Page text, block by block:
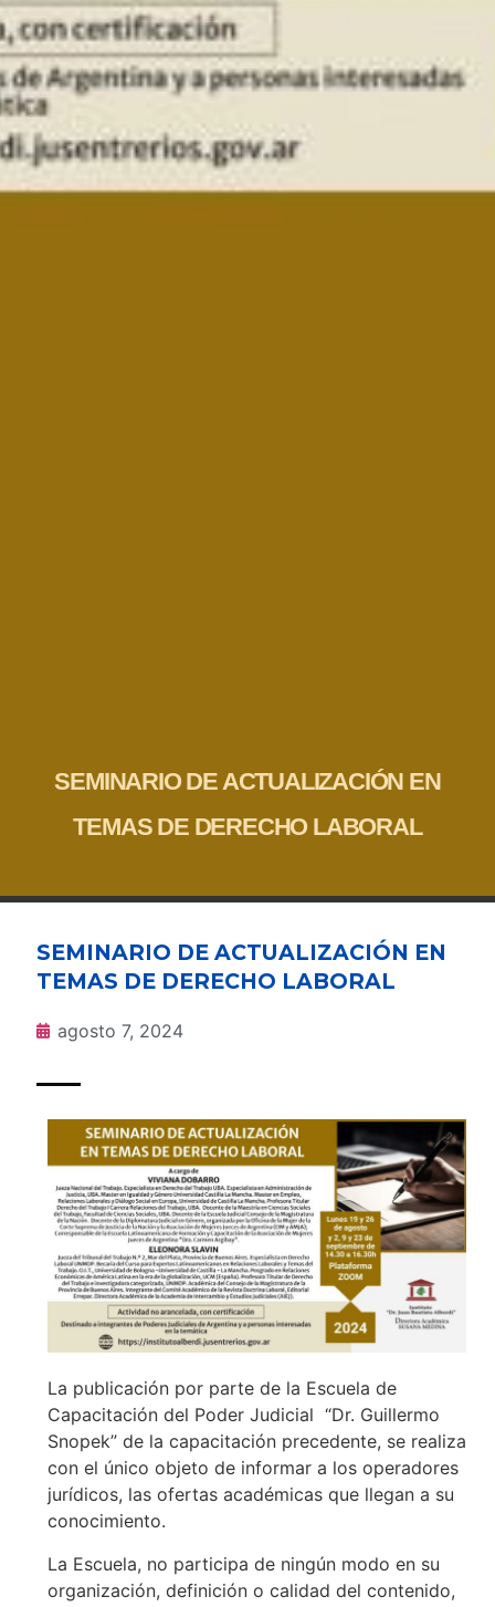
SEMINARIO DE ACTUALIZACIÓN EN
TEMAS DE DERECHO LABORAL
SEMINARIO DE ACTUALIZACIÓN EN
TEMAS DE DERECHO LABORAL
agosto 7, 2024
La publicación por parte de la Escuela de
Capacitación del Poder Judicial “Dr. Guillermo
Snopek” de la capacitación precedente, se realiza
con el único objeto de informar a los operadores
jurídicos, las ofertas académicas que llegan a su
conocimiento.
La Escuela, no participa de ningún modo en su
organización, definición o calidad del contenido,